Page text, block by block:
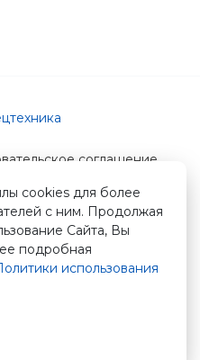
cookies для более
с ним. Продолжая
Сайта, Вы
подробная
использования
соглашение